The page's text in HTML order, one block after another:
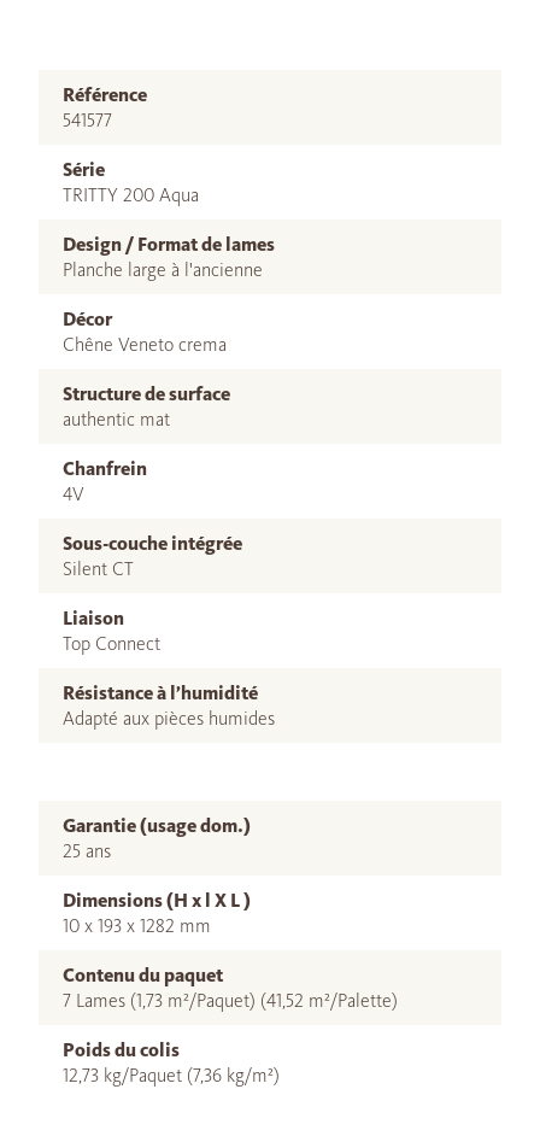
Référence
541577
Série
TRITTY 200 Aqua
Design / Format de lames
Planche large à l'ancienne
Décor
Chêne Veneto crema
Structure de surface
authentic mat
Chanfrein
4V
Sous-couche intégrée
Silent CT
Liaison
Top Connect
Résistance à l’humidité
Adapté aux pièces humides
Garantie (usage dom.)
25 ans
Dimensions (H x l X L )
10 x 193 x 1282 mm
Contenu du paquet
7 Lames (1,73 m²/Paquet) (41,52 m²/Palette)
Poids du colis
12,73 kg/Paquet (7,36 kg/m²)